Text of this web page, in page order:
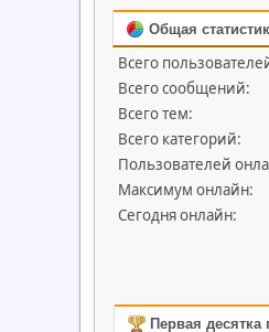
Общая
Всего
Всего сообщений:
Всего тем:
Всего категорий:
Пользователей
Максимум онлайн:
Сегодня онлайн:
Первая десятка